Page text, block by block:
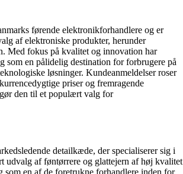
førende elektronikforhandlere og er
af elektroniske produkter, herunder
Med fokus på kvalitet og innovation har
som en pålidelig destination for forbrugere på
løsninger. Kundeanmeldelser roser
priser og fremragende
den til et populært valg for
detailkæde, der specialiserer sig i
udvalg af føntørrere og glattejern af høj kvalitet
som en af de foretrukne forhandlere inden for